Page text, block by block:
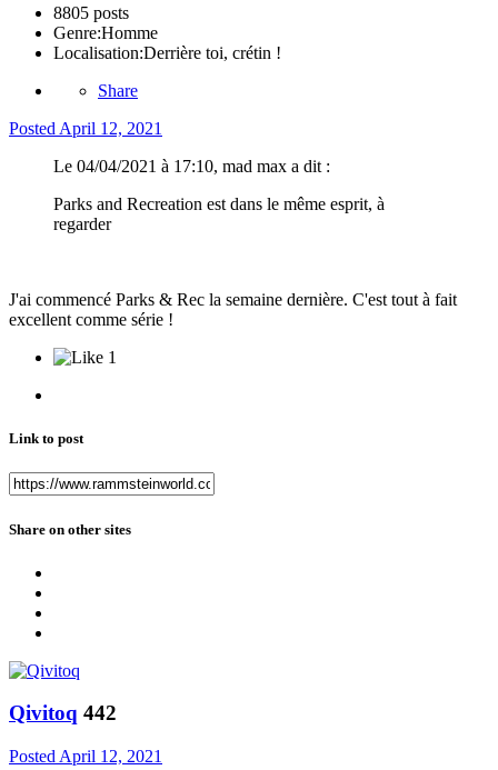
8805 posts
Genre:Homme
Localisation:Derrière toi, crétin !
Share
Posted April 12, 2021
Le 04/04/2021 à 17:10, mad max a dit :
Parks and Recreation est dans le même esprit, à
regarder
J'ai commencé Parks & Rec la semaine dernière. C'est tout à fait
excellent comme série !
1
Link to post
Share on other sites
Qivitoq 442
Posted April 12, 2021